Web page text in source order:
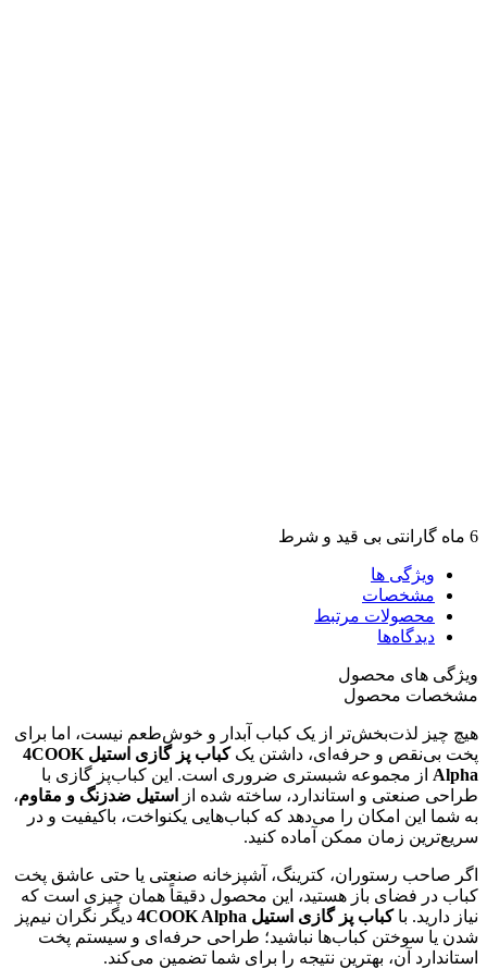
6 ماه گارانتی بی قید و شرط
ویژگی ها
مشخصات
محصولات مرتبط
دیدگاه‌ها
ویژگی های محصول
مشخصات محصول
هیچ چیز لذت‌بخش‌تر از یک کباب آبدار و خوش‌طعم نیست، اما برای
پخت بی‌نقص و حرفه‌ای، داشتن یککباب پز گازی استیل 4COOK
Alpha از مجموعه شبستری ضروری است. این کباب‌پز گازی با
طراحی صنعتی و استاندارد، ساخته شده از
استیل ضدزنگ و مقاوم،
به شما این امکان را می‌دهد که کباب‌هایی یکنواخت، باکیفیت و در
سریع‌ترین زمان ممکن آماده کنید.
اگر صاحب رستوران، کترینگ، آشپزخانه صنعتی یا حتی عاشق پخت
کباب در فضای باز هستید، این محصول دقیقاً همان چیزی است که
نیاز دارید. باکباب پز گازی استیل 4COOK Alpha دیگر نگران نیم‌پز
شدن یا سوختن کباب‌ها نباشید؛ طراحی حرفه‌ای و سیستم پخت
استاندارد آن، بهترین نتیجه را برای شما تضمین می‌کند.